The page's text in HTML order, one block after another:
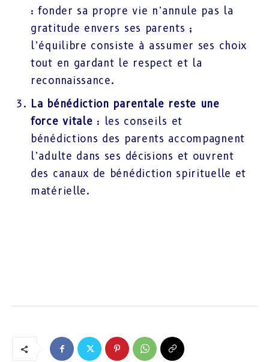
: fonder sa propre vie n’annule pas la
gratitude envers ses parents ;
l’équilibre consiste à assumer ses choix
tout en gardant le respect et la
reconnaissance.
La bénédiction parentale reste une
force vitale : les conseils et
bénédictions des parents accompagnent
l’adulte dans ses décisions et ouvrent
des canaux de bénédiction spirituelle et
matérielle.